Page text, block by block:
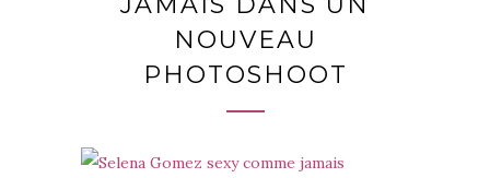
NOUVEAU
PHOTOSHOOT